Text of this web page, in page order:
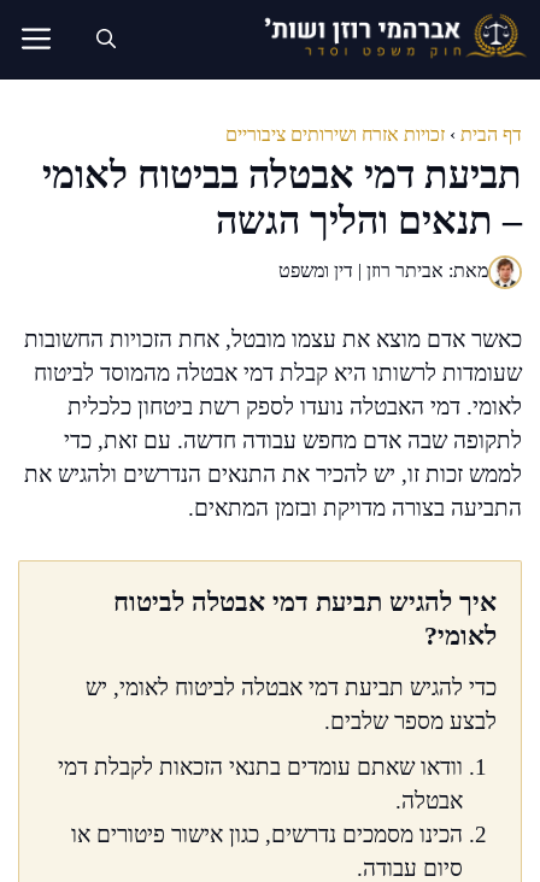
לדלג
לתוכן
דף הבית › זכויות אזרח ושירותים ציבוריים
תביעת דמי אבטלה בביטוח לאומי
– תנאים והליך הגשה
מאת: אביתר רוזן | דין ומשפט
כאשר אדם מוצא את עצמו מובטל, אחת הזכויות החשובות
שעומדות לרשותו היא קבלת דמי אבטלה מהמוסד לביטוח
לאומי. דמי האבטלה נועדו לספק רשת ביטחון כלכלית
לתקופה שבה אדם מחפש עבודה חדשה. עם זאת, כדי
לממש זכות זו, יש להכיר את התנאים הנדרשים ולהגיש את
התביעה בצורה מדויקת ובזמן המתאים.
איך להגיש תביעת דמי אבטלה לביטוח
לאומי?
כדי להגיש תביעת דמי אבטלה לביטוח לאומי, יש
לבצע מספר שלבים.
וודאו שאתם עומדים בתנאי הזכאות לקבלת דמי
אבטלה.
הכינו מסמכים נדרשים, כגון אישור פיטורים או
סיום עבודה.